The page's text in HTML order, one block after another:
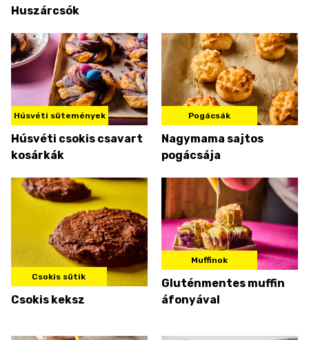
Huszárcsók
Húsvéti sütemények
Húsvéti csokis csavart
kosárkák
Pogácsák
Nagymama sajtos
pogácsája
Csokis sütik
Csokis keksz
Muffinok
Gluténmentes muffin
áfonyával